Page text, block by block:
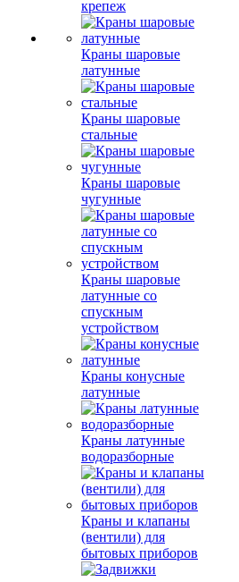
крепеж
Краны шаровые
латунные
Краны шаровые
стальные
Краны шаровые
чугунные
Краны шаровые
латунные со
спускным
устройством
Краны конусные
латунные
Краны латунные
водоразборные
Краны и клапаны
(вентили) для
бытовых приборов